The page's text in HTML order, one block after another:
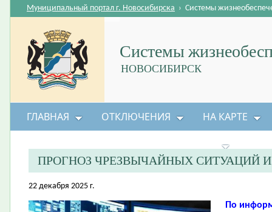
Системы
НОВОСИБИРСК
Муниципальный портал г. Новосибирска › Системы
ГЛАВНАЯ ОТКЛЮЧЕНИЯ НА КАРТЕ
ПРОГНОЗ ЧРЕЗВЫЧАЙНЫХ СИТУАЦИЙ
22 декабря 2025 г.
По